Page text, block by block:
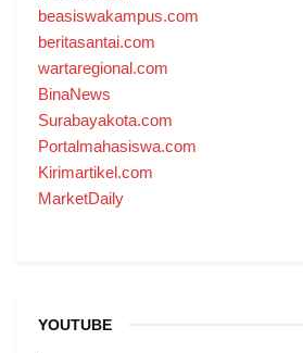
beasiswakampus.com
beritasantai.com
wartaregional.com
BinaNews
Surabayakota.com
Portalmahasiswa.com
Kirimartikel.com
MarketDaily
YOUTUBE